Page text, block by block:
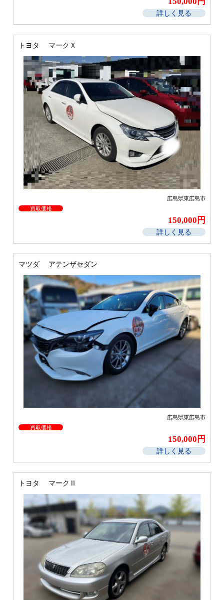
詳しく見る
トヨタ マークＸ
広島県東広島市
買取価格
150,000円
詳しく見る
マツダ アテンザセダン
広島県東広島市
買取価格
150,000円
詳しく見る
トヨタ マークⅡ